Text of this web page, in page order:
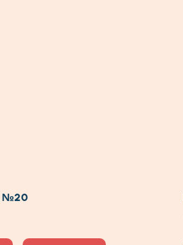
№20